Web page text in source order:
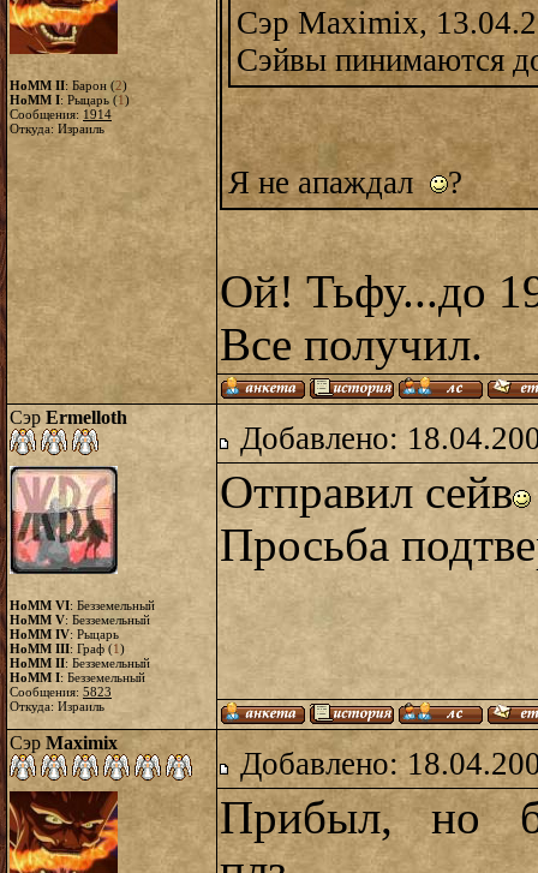
HoMM II: Барон (2)
HoMM I: Рыцарь (1)
Сообщения: 1914
Откуда: Израиль
Сэр Maximix,
Сэйвы пинимаются
Я не апаждал ?
Ой! Тьфу...до
Все получил.
Сэр Ermelloth
HoMM VI: Безземельный
HoMM V: Безземельный
HoMM IV: Рыцарь
HoMM III: Граф (1)
HoMM II: Безземельный
HoMM I: Безземельный
Сообщения: 5823
Откуда: Израиль
Добавлено:
Отправил сейв
Просьба
Сэр Maximix
Добавлено:
Прибыл, но